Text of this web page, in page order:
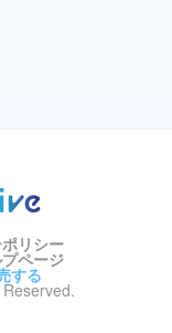
リシー
ページ
する